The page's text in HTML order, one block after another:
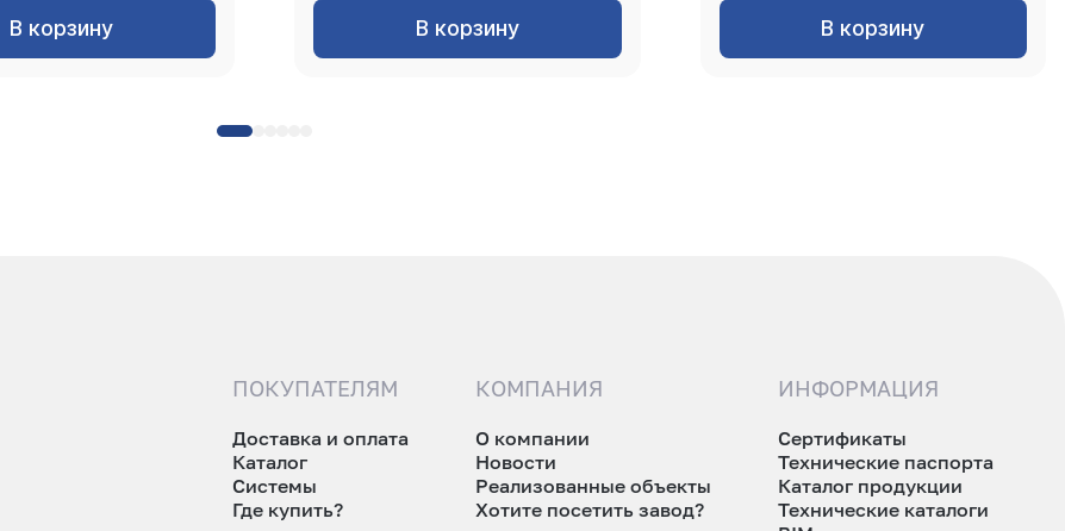
В корзину В корзину В корзину
ПОКУПАТЕЛЯМ
Доставка и оплата
Каталог
Системы
Где купить?
КОМПАНИЯ
О компании
Новости
Реализованные объекты
Хотите посетить завод?
ИНФОРМАЦИЯ
Сертификаты
Технические паспорта
Каталог продукции
Технические каталоги